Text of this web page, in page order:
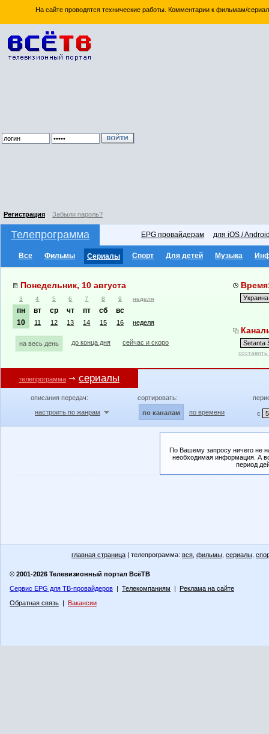
На сайте проводятся технические работы. Комментарии к фильмам/
Регистрация Забыли пароль?
Телепрограмма EPG провайдерам для iOS /
Все Фильмы Сериалы Спорт Для детей Музыка
Понедельник, 10 августа
3 4 5 6 7 8 9 неделя
пн вт ср чт пт сб
вс
10
11 12 13 14 15 16 неделя
на весь день до конца дня сейчас и скоро
телепрограмма сериалы
описания передач:
настроить по жанрам
сортировать:
по каналам по времени с
По Вашему запросу ничего не
необходимая информация. А
период
главная страница | телепрограмма: вся фильмы сериалы
© 2001-2026 Телевизионный портал ВсёТВ
Сервис EPG для ТВ-провайдеров | Телекомпаниям | Реклама на сайте
Обратная связь | Вакансии